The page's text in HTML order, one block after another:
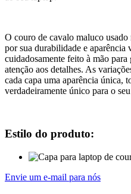
O couro de cavalo maluco usado
por sua durabilidade e aparência
cuidadosamente feito à mão
atenção aos detalhes. As
cada capa uma aparência única,
verdadeiramente único para o
Estilo do produto:
Envie um e-mail para nós